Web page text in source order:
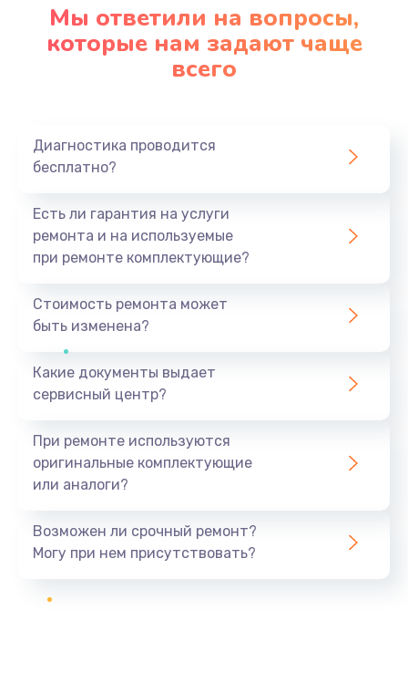
Мы ответили на вопросы,
которые нам задают чаще
всего
Диагностика проводится
бесплатно?
Есть ли гарантия на услуги
ремонта и на используемые
при ремонте комплектующие?
Стоимость ремонта может
быть изменена?
Какие документы выдает
сервисный центр?
При ремонте используются
оригинальные комплектующие
или аналоги?
Возможен ли срочный ремонт?
Могу при нем присутствовать?